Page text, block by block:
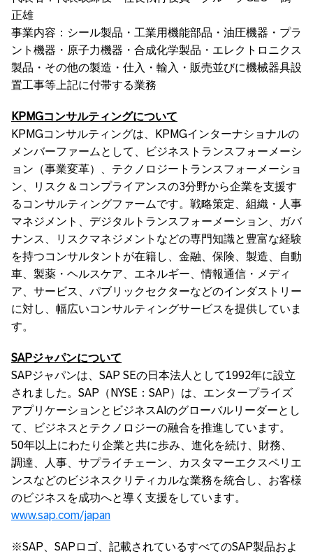
正雄
事業内容：シール製品・工業用機能部品・油圧機器・プラ
ント機器・原子力機器・合成化学製品・エレクトロニクス
製品・その他の製造・仕入・輸入・販売並びに機械器具設
置工事等上記に付帯する業務
KPMGコンサルティングについて
KPMGコンサルティングは、KPMGインターナショナルの
メンバーファームとして、ビジネストランスフォーメーシ
ョン（事業変革）、テクノロジートランスフォーメーショ
ン、リスク＆コンプライアンスの3分野から企業を支援す
るコンサルティングファームです。戦略策定、組織・人事
マネジメント、デジタルトランスフォーメーション、ガバ
ナンス、リスクマネジメントなどの専門知識と豊富な経験
を持つコンサルタントが在籍し、金融、保険、製造、自動
車、製薬・ヘルスケア、エネルギー、情報通信・メディ
ア、サービス、パブリックセクターなどのインダストリー
に対し、幅広いコンサルティングサービスを提供していま
す。
SAPジャパンについて
SAPジャパンは、SAP SEの日本法人として1992年に設立
されました。SAP（NYSE：SAP）は、エンタープライズ
アプリケーションとビジネスAIのグローバルリーダーとし
て、ビジネスとテクノロジーの融合を推進しています。
50年以上にわたり企業と共に歩み、進化を続け、財務、
調達、人事、サプライチェーン、カスタマーエクスペリエ
ンスなどのビジネスクリティカルな業務を統合し、お客様
のビジネスを成功へと導く支援をしています。
www.sap.com/japan
※SAP、SAPロゴ、記載されているすべてのSAP製品およ